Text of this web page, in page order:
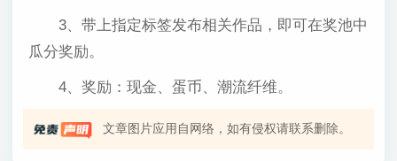
3、带上指定标签发布相关作品，即可在奖池中
瓜分奖励。
4、奖励：现金、蛋币、潮流纤维。
文章图片应用自网络，如有侵权请联系删除。